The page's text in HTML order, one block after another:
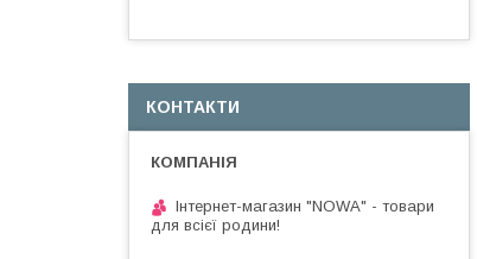
КОНТАКТИ
Інтернет-магазин "NOWA" - товари
для всієї родини!